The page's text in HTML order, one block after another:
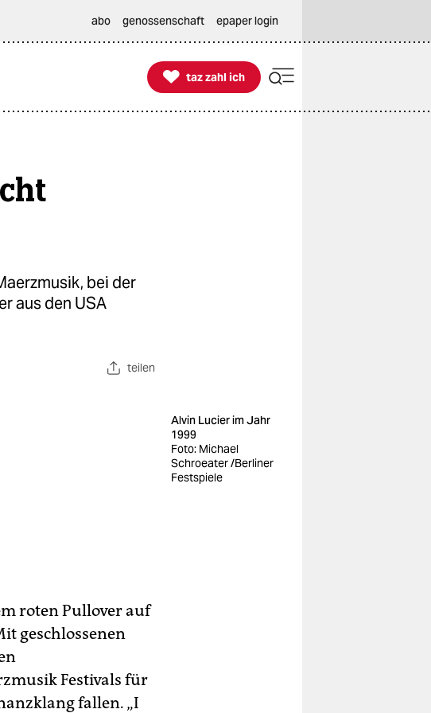
abo genossenschaft epaper login

taz zahl ich
taz zahl ich
bei der
aus den USA
teilen
Alvin Lucier im Jahr
1999
Foto: Michael
Schroeater /Berliner
Festspiele
roten Pullover auf
geschlossenen
Festivals für
fallen. „I